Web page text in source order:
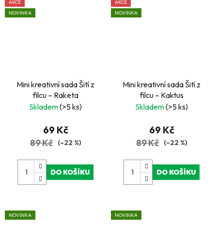
AKCE
NOVINKA
Mini kreativní sada Šití z
filcu – Raketa
Skladem(>5 ks)
69 Kč
89 Kč (–22 %)
DO KOŠÍKU
AKCE
NOVINKA
Mini kreativní sada Šití z
filcu – Kaktus
Skladem(>5 ks)
69 Kč
89 Kč (–22 %)
DO KOŠÍKU
NOVINKA NOVINKA